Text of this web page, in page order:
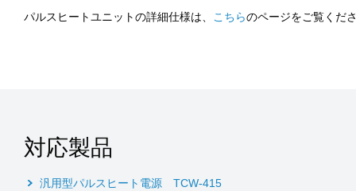
パルスヒートユニットの詳細仕様は、 こちらのページをご覧くだ
対応製品
汎用型パルスヒート電源 TCW-415